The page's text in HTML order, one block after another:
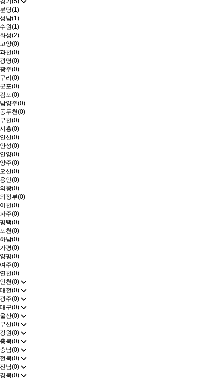
경기(5)
분당(1)
성남(1)
수원(1)
화성(2)
고양(0)
과천(0)
광명(0)
광주(0)
구리(0)
군포(0)
김포(0)
남양주(0)
동두천(0)
부천(0)
시흥(0)
안산(0)
안성(0)
안양(0)
양주(0)
오산(0)
용인(0)
의왕(0)
의정부(0)
이천(0)
파주(0)
평택(0)
포천(0)
하남(0)
가평(0)
양평(0)
여주(0)
연천(0)
인천(0)
대전(0)
광주(0)
대구(0)
울산(0)
부산(0)
강원(0)
충북(0)
충남(0)
전북(0)
전남(0)
경북(0)